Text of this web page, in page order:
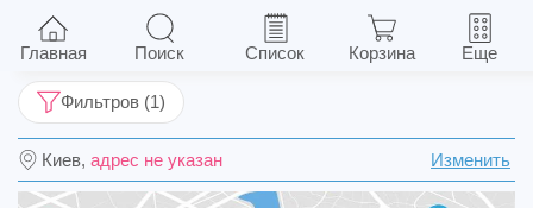
Лоперамида гидрохлорид капс. 2 мг №10
Киев, адрес не указан Изменить
Фильтров (1)
Главная Поиск Список Корзина Еще